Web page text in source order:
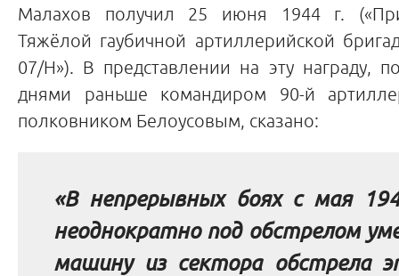
Малахов получил 25 июня 1944 г.
Тяжёлой гаубичной артиллерийской
07/Н»). В представлении на эту награду,
днями раньше командиром 90-й
полковником Белоусовым, сказано:
«В непрерывных боях с мая
неоднократно под обстрелом
машину из сектора обстрела